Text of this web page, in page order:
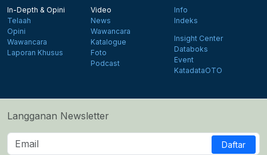
In-Depth & Opini
Telaah
Opini
Wawancara
Laporan Khusus
Video
News
Wawancara
Katalogue
Foto
Podcast
Info
Indeks
Insight Center
Databoks
Event
KatadataOTO
Langganan Newsletter
Daftar